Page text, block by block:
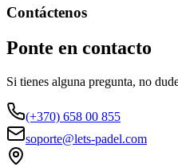
Contáctenos
Ponte en contacto
Si tienes alguna pregunta, no
(+370) 658 00 855
soporte@lets-padel.com